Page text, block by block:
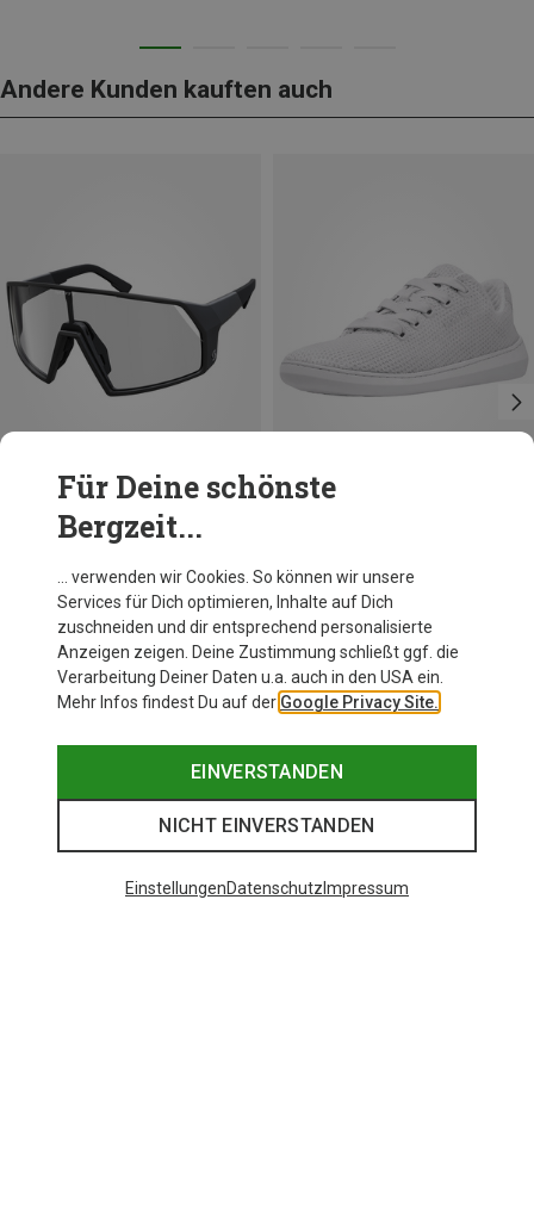
Andere Kunden kauften auch
Du sparst 32%
Für Deine schönste
Bergzeit...
… verwenden wir Cookies. So können wir unsere
Services für Dich optimieren, Inhalte auf Dich
zuschneiden und dir entsprechend personalisierte
Anzeigen zeigen. Deine Zustimmung schließt ggf. die
Verarbeitung Deiner Daten u.a. auch in den USA ein.
Mehr Infos findest Du auf der Google Privacy Site.
EINVERSTANDEN
NICHT EINVERSTANDEN
EinstellungenDatenschutz Impressum